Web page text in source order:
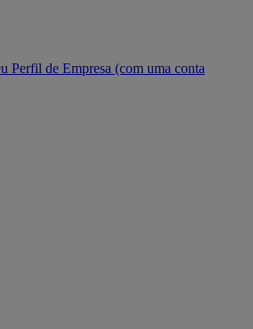
Perfil de Empresa (com uma conta